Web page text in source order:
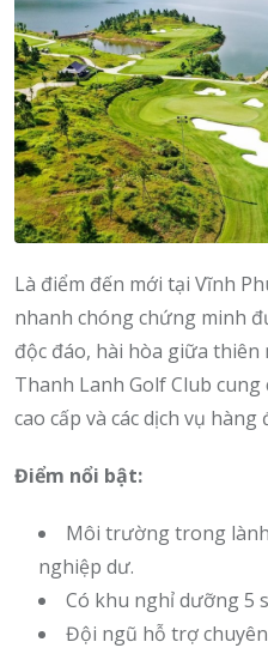
Là điểm đến mới tại Vĩnh
nhanh chóng chứng minh
độc đáo, hài hòa giữa thiên
Thanh Lanh Golf Club
cao cấp và các dịch vụ hàng
Điểm nổi bật:
Môi trường trong
nghiệp dư.
Có khu nghỉ dưỡng 5
Đội ngũ hỗ trợ